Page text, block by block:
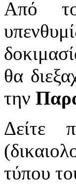
Από το
θα
την
Δείτε
τύπου